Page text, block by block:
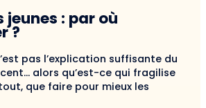
jeunes : par où
?
pas l’explication suffisante du
alors qu’est-ce qui fragilise
que faire pour mieux les